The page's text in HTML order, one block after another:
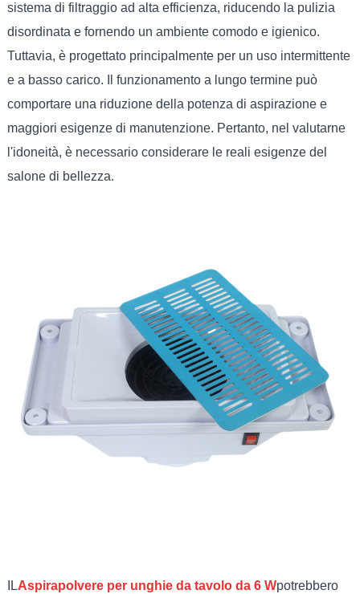
sistema di filtraggio ad alta efficienza, riducendo la pulizia
disordinata e fornendo un ambiente comodo e igienico.
Tuttavia, è progettato principalmente per un uso intermittente
e a basso carico. Il funzionamento a lungo termine può
comportare una riduzione della potenza di aspirazione e
maggiori esigenze di manutenzione. Pertanto, nel valutarne
l'idoneità, è necessario considerare le reali esigenze del
salone di bellezza.
ILAspirapolvere per unghie da tavolo da 6 Wpotrebbero